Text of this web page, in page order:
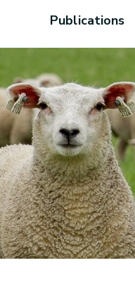
Publications